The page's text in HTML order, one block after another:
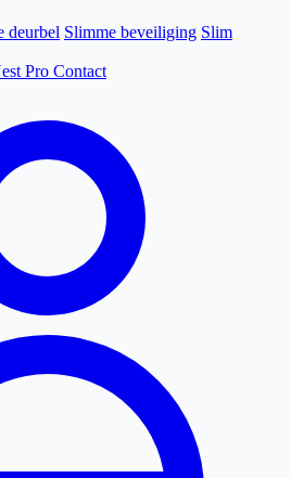
deurbel Slimme beveiliging Slim
Pro Contact